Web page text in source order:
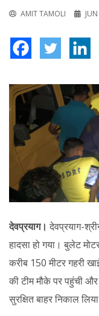
AMIT TAMOLI
देवप्रयाग। देवप्रयाग-
हादसा हो गया। बुलेट
करीब 150 मीटर गहरी
की टीम मौके पर पहुंची
सुरक्षित बाहर निकाल